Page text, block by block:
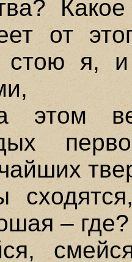
от
стою я,
этом
–